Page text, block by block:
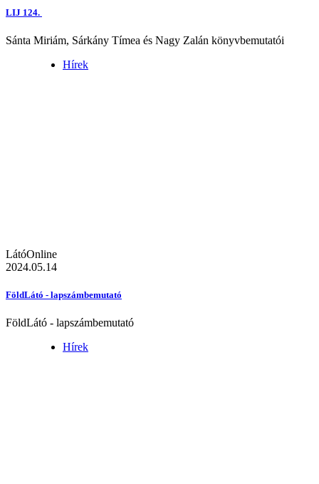
LIJ 124.
Sánta Miriám, Sárkány Tímea és Nagy Zalán könyvbemutatói
Hírek
LátóOnline
2024.05.14
FöldLátó - lapszámbemutató
FöldLátó - lapszámbemutató
Hírek